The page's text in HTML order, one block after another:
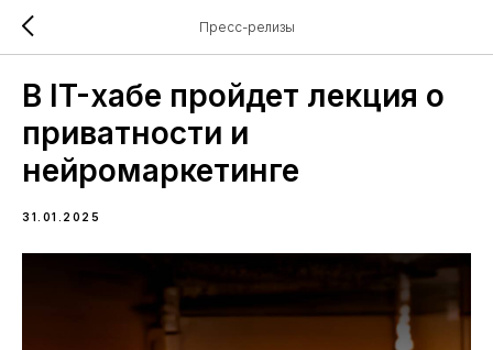
Пресс-релизы
В IT-хабе пройдет лекция о
приватности и
нейромаркетинге
31.01.2025